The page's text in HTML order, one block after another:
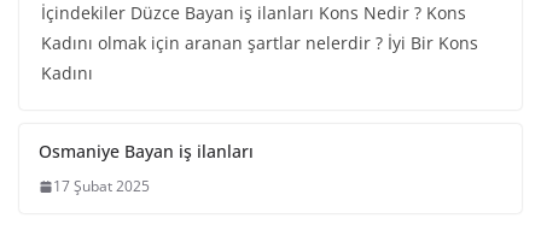
İçindekiler Düzce Bayan iş ilanları Kons Nedir ? Kons
Kadını olmak için aranan şartlar nelerdir ? İyi Bir Kons
Kadını
Osmaniye Bayan iş ilanları
17 Şubat 2025